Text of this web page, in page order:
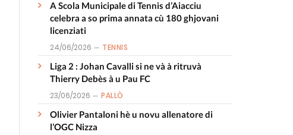
A Scola Municipale di Tennis d’Aiacciu
celebra a so prima annata cù 180 ghjovani
licenziati
24/06/2026 TENNIS
Liga 2 : Johan Cavalli si ne và à ritruvà
Thierry Debès à u Pau FC
23/06/2026 PALLÒ
Olivier Pantaloni hè u novu allenatore di
l’OGC Nizza